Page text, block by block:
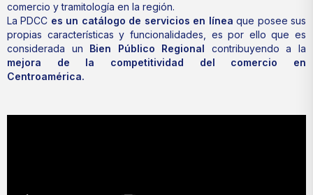
comercio y tramitología en la región.
La PDCC es un catálogo de servicios en línea que posee sus
propias características y funcionalidades, es por ello que es
considerada un Bien Público Regional contribuyendo a la
mejora de la competitividad del comercio en
Centroamérica.